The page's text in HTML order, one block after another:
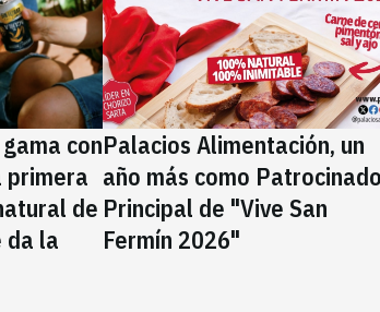
con
primera
de
da la
Palacios Alimentación, un
año más como
Principal de "Vive San
Fermín 2026"